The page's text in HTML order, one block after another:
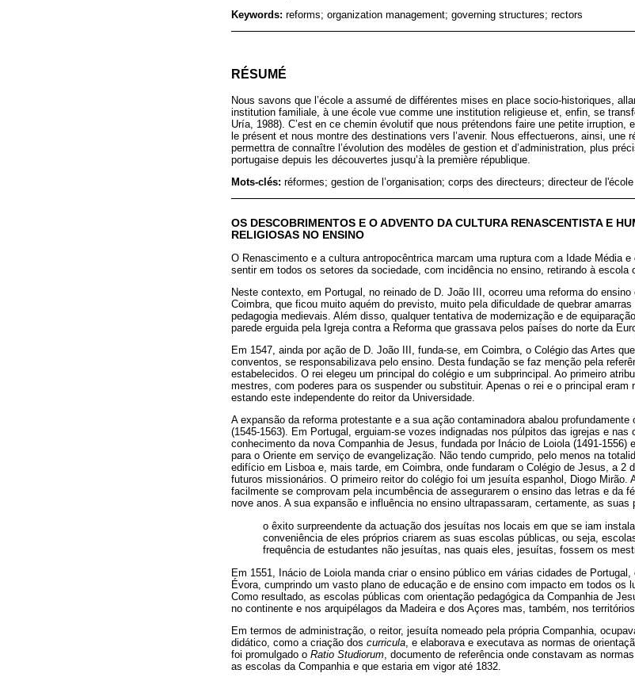
Keywords: reforms; organization management; governing structures; rectors
RÉSUMÉ
Nous savons que l’école a assumé de différentes mises en place socio-historiques,
institution familiale, à une école vue comme une institution religieuse et, enfin, se
Uría, 1988). C’est en ce chemin évolutif que nous prétendons faire une petite irruption,
le présent et nous montre des destinations vers l’avenir. Nous effectuerons, ainsi, une
permettra de connaître l’évolution des modèles de gestion et d’administration, plus
portugaise depuis les découvertes jusqu’à la première république.
Mots-clés: réformes; gestion de l’organisation; corps des directeurs; directeur de l'école
OS DESCOBRIMENTOS E O ADVENTO DA CULTURA RENASCENTISTA E
RELIGIOSAS NO ENSINO
O Renascimento e a cultura antropocêntrica marcam uma ruptura com a Idade Média
sentir em todos os setores da sociedade, com incidência no ensino, retirando à escola
Neste contexto, em Portugal, no reinado de D. João III, ocorreu uma reforma do
Coimbra, que ficou muito aquém do previsto, muito pela dificuldade de quebrar
pedagogia medievais. Além disso, qualquer tentativa de modernização e de
parede erguida pela Igreja contra a Reforma que grassava pelos países do norte da
Em 1547, ainda por ação de D. João III, funda-se, em Coimbra, o Colégio das Artes
conventos, se responsabilizava pelo ensino. Desta fundação se faz menção pela
estabelecidos. O rei elegeu um principal do colégio e um subprincipal. Ao primeiro
mestres, com poderes para os suspender ou substituir. Apenas o rei e o principal eram
estando este independente do reitor da Universidade.
A expansão da reforma protestante e a sua ação contaminadora abalou profundamente
(1545-1563). Em Portugal, erguiam-se vozes indignadas nos púlpitos das igrejas e
conhecimento da nova Companhia de Jesus, fundada por Inácio de Loiola (1491-
para o Oriente em serviço de evangelização. Não tendo cumprido, pelo menos na
edifício em Lisboa e, mais tarde, em Coimbra, onde fundaram o Colégio de Jesus, a 2
futuros missionários. O primeiro reitor do colégio foi um jesuíta espanhol, Diogo Mirão.
facilmente se comprovam pela incumbência de assegurarem o ensino das letras e da
nove anos. A sua expansão e influência no ensino ultrapassaram, certamente, as suas
o êxito surpreendente da actuação dos jesuítas nos locais em que se iam
conveniência de eles próprios criarem as suas escolas públicas, ou seja,
frequência de estudantes não jesuítas, nas quais eles, jesuítas, fossem os
Em 1551, Inácio de Loiola manda criar o ensino público em várias cidades de
Évora, cumprindo um vasto plano de educação e de ensino com impacto em todos os
Como resultado, as escolas públicas com orientação pedagógica da Companhia de
no continente e nos arquipélagos da Madeira e dos Açores mas, também, nos
Em termos de administração, o reitor, jesuíta nomeado pela própria Companhia,
didático, como a criação dos curricula , e elaborava e executava as normas de
foi promulgado o Ratio Studiorum , documento de referência onde constavam as
as escolas da Companhia e que estaria em vigor até 1832.